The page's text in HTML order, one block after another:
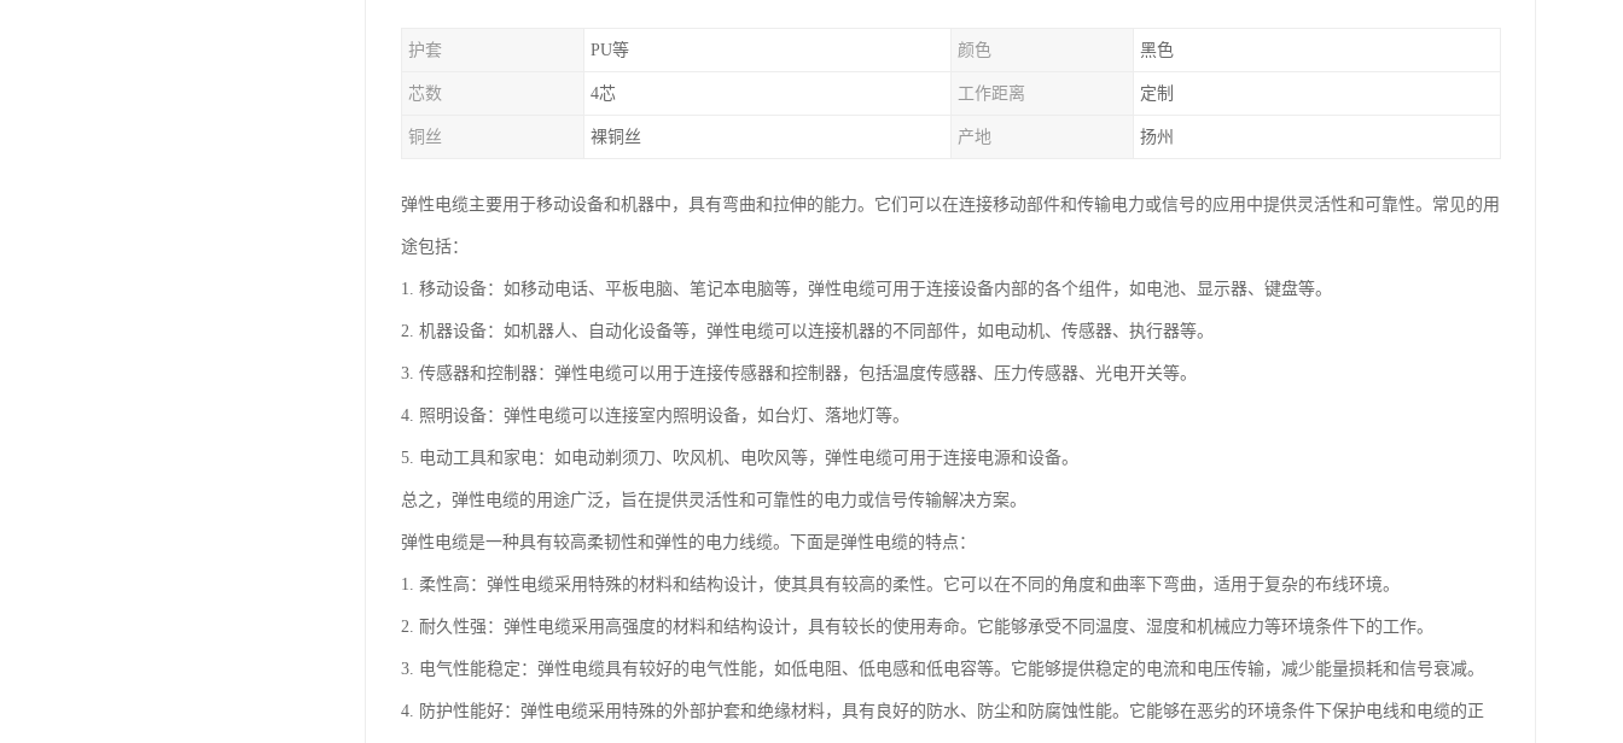
护套 PU等 颜色 黑色
芯数 4芯 工作距离 定制
铜丝 裸铜丝 产地 扬州
弹性电缆主要用于移动设备和机器中，具有弯曲和拉伸的能力。它们可以在连接移动部件和传输电力或信号的应用中提供灵活性和可靠性。常见的用
途包括：
1. 移动设备：如移动电话、平板电脑、笔记本电脑等，弹性电缆可用于连接设备内部的各个组件，如电池、显示器、键盘等。
2. 机器设备：如机器人、自动化设备等，弹性电缆可以连接机器的不同部件，如电动机、传感器、执行器等。
3. 传感器和控制器：弹性电缆可以用于连接传感器和控制器，包括温度传感器、压力传感器、光电开关等。
4. 照明设备：弹性电缆可以连接室内照明设备，如台灯、落地灯等。
5. 电动工具和家电：如电动剃须刀、吹风机、电吹风等，弹性电缆可用于连接电源和设备。
总之，弹性电缆的用途广泛，旨在提供灵活性和可靠性的电力或信号传输解决方案。
弹性电缆是一种具有较高柔韧性和弹性的电力线缆。下面是弹性电缆的特点：
1. 柔性高：弹性电缆采用特殊的材料和结构设计，使其具有较高的柔性。它可以在不同的角度和曲率下弯曲，适用于复杂的布线环境。
2. 耐久性强：弹性电缆采用高强度的材料和结构设计，具有较长的使用寿命。它能够承受不同温度、湿度和机械应力等环境条件下的工作。
3. 电气性能稳定：弹性电缆具有较好的电气性能，如低电阻、低电感和低电容等。它能够提供稳定的电流和电压传输，减少能量损耗和信号衰减。
4. 防护性能好：弹性电缆采用特殊的外部护套和绝缘材料，具有良好的防水、防尘和防腐蚀性能。它能够在恶劣的环境条件下保护电线和电缆的正